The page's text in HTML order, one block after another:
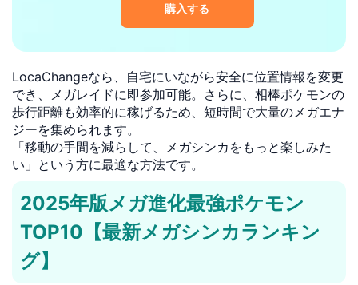
購入する
LocaChangeなら、自宅にいながら安全に位置情報を変更
でき、メガレイドに即参加可能。さらに、相棒ポケモンの
歩行距離も効率的に稼げるため、短時間で大量のメガエナ
ジーを集められます。
「移動の手間を減らして、メガシンカをもっと楽しみた
い」という方に最適な方法です。
2025年版メガ進化最強ポケモン
TOP10【最新メガシンカランキン
グ】